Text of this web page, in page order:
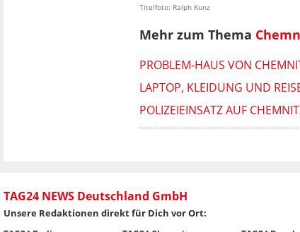
Titelfoto: Ralph Kunz
Mehr zum Thema
PROBLEM-HAUS VON
LAPTOP, KLEIDUNG UND
POLIZEIEINSATZ AUF
TAG24 NEWS Deutschland GmbH
Unsere Redaktionen direkt für Dich vor Ort: